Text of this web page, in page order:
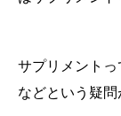
サプリメント
などという疑問